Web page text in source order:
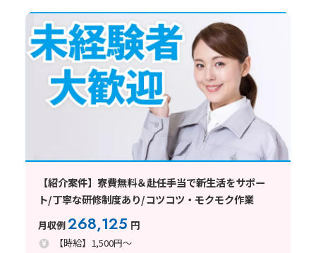
【紹介案件】寮費無料＆赴任手当で新生活をサポー
ト/丁寧な研修制度あり/コツコツ・モクモク作業
月収例268,125 円
【時給】1,500円～